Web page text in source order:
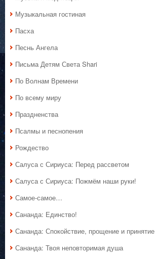
Музыкальная гостиная
Пасха
Песнь Ангела
Письма Детям Света Shari
По Волнам Времени
По всему миру
Праздненства
Псалмы и песнопения
Рождество
Салуса с Сириуса: Перед рассветом
Салуса с Сириуса: Пожмём наши руки!
Самое-самое…
Сананда: Единство!
Сананда: Спокойствие, прощение и принятие
Сананда: Твоя неповторимая душа